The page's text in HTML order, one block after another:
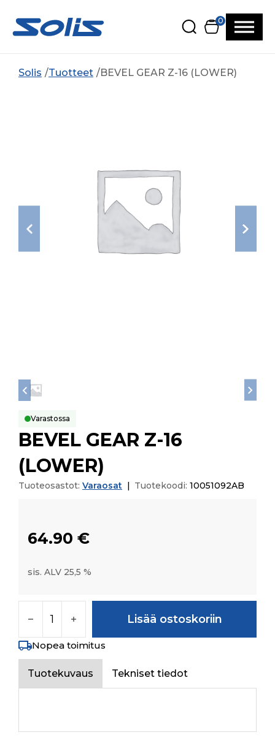
0
Solis Tuotteet BEVEL GEAR Z-16 (LOWER)
Varastossa
BEVEL GEAR Z-16
(LOWER)
Tuoteosastot: Varaosat Tuotekoodi: 10051092AB
64.90 €
sis. ALV 25,5 %
Lisää ostoskoriin
Nopea toimitus
Tuotekuvaus Tekniset tiedot